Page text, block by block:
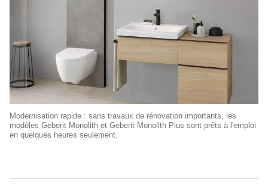
Modernisation rapide : sans travaux de rénovation importants, les
modèles Geberit Monolith et Geberit Monolith Plus sont prêts à l'emploi
en quelques heures seulement.